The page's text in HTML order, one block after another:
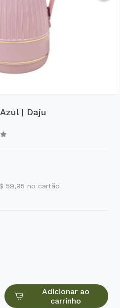
| Daju
59,95 no cartão
Adicionar ao
carrinho